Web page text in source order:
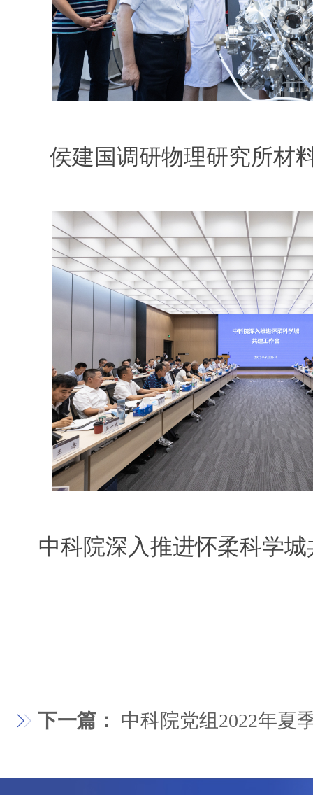
侯建国调研物理研究所材
中科院深入推进怀柔科学
下一篇： 中科院党组2022年夏